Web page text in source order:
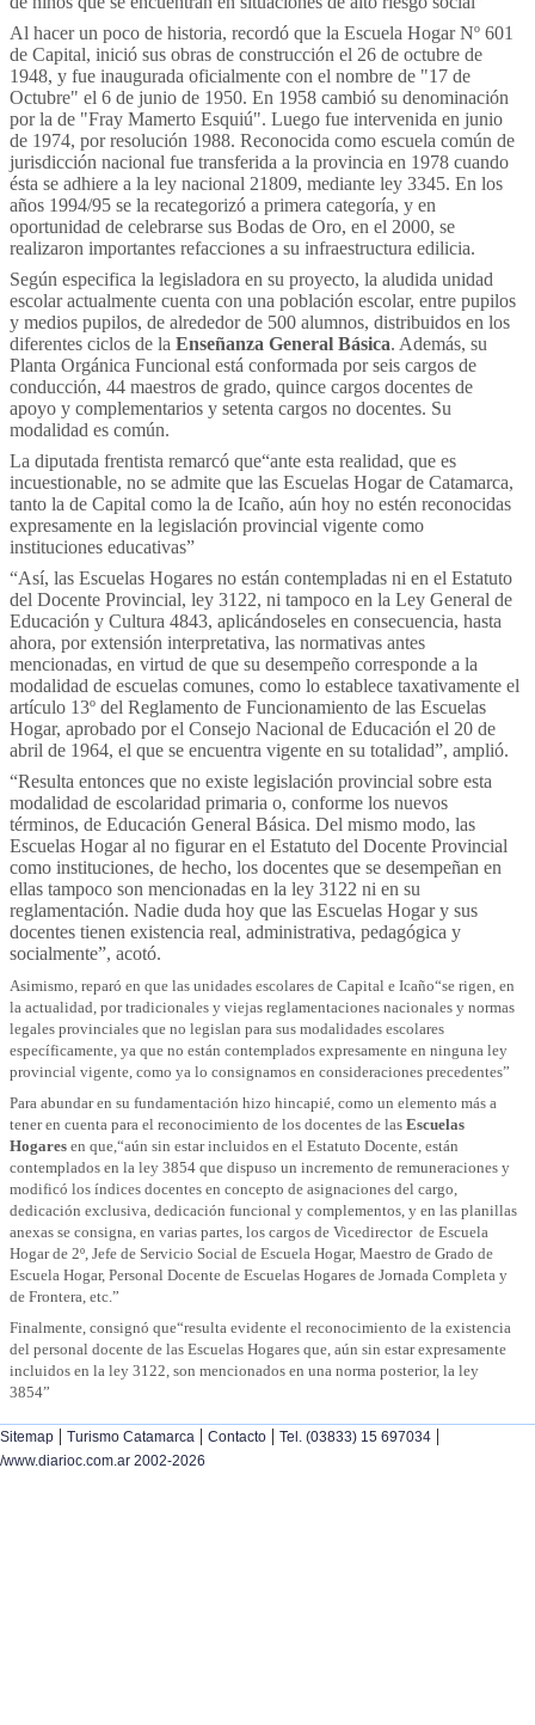
Al hacer un poco de historia, recordó que la Escuela Hogar Nº 601
de Capital, inició sus obras de construcción el 26 de octubre de
1948, y fue inaugurada oficialmente con el nombre de "17 de
Octubre" el 6 de junio de 1950. En 1958 cambió su denominación
por la de "Fray Mamerto Esquiú". Luego fue intervenida en junio
de 1974, por resolución 1988. Reconocida como escuela común de
jurisdicción nacional fue transferida a la provincia en 1978 cuando
ésta se adhiere a la ley nacional 21809, mediante ley 3345. En los
años 1994/95 se la recategorizó a primera categoría, y en
oportunidad de celebrarse sus Bodas de Oro, en el 2000, se
realizaron importantes refacciones a su infraestructura edilicia.
Según especifica la legisladora en su proyecto, la aludida unidad
escolar actualmente cuenta con una población escolar, entre pupilos
y medios pupilos, de alrededor de 500 alumnos, distribuidos en los
diferentes ciclos de la Enseñanza General Básica. Además, su
Planta Orgánica Funcional está conformada por seis cargos de
conducción, 44 maestros de grado, quince cargos docentes de
apoyo y complementarios y setenta cargos no docentes. Su
modalidad es común.
La diputada frentista remarcó que“ante esta realidad, que es
incuestionable, no se admite que las Escuelas Hogar de Catamarca,
tanto la de Capital como la de Icaño, aún hoy no estén reconocidas
expresamente en la legislación provincial vigente como
instituciones educativas”
“Así, las Escuelas Hogares no están contempladas ni en el Estatuto
del Docente Provincial, ley 3122, ni tampoco en la Ley General de
Educación y Cultura 4843, aplicándoseles en consecuencia, hasta
ahora, por extensión interpretativa, las normativas antes
mencionadas, en virtud de que su desempeño corresponde a la
modalidad de escuelas comunes, como lo establece taxativamente el
artículo 13º del Reglamento de Funcionamiento de las Escuelas
Hogar, aprobado por el Consejo Nacional de Educación el 20 de
abril de 1964, el que se encuentra vigente en su totalidad”, amplió.
“Resulta entonces que no existe legislación provincial sobre esta
modalidad de escolaridad primaria o, conforme los nuevos
términos, de Educación General Básica. Del mismo modo, las
Escuelas Hogar al no figurar en el Estatuto del Docente Provincial
como instituciones, de hecho, los docentes que se desempeñan en
ellas tampoco son mencionadas en la ley 3122 ni en su
reglamentación. Nadie duda hoy que las Escuelas Hogar y sus
docentes tienen existencia real, administrativa, pedagógica y
socialmente”, acotó.
Asimismo, reparó en que las unidades escolares de Capital e Icaño“se rigen, en
la actualidad, por tradicionales y viejas reglamentaciones nacionales y normas
legales provinciales que no legislan para sus modalidades escolares
específicamente, ya que no están contemplados expresamente en ninguna ley
provincial vigente, como ya lo consignamos en consideraciones precedentes”
Para abundar en su fundamentación hizo hincapié, como un elemento más a
tener en cuenta para el reconocimiento de los docentes de las Escuelas
Hogares en que,“aún sin estar incluidos en el Estatuto Docente, están
contemplados en la ley 3854 que dispuso un incremento de remuneraciones y
modificó los índices docentes en concepto de asignaciones del cargo,
dedicación exclusiva, dedicación funcional y complementos, y en las planillas
anexas se consigna, en varias partes, los cargos de Vicedirector de Escuela
Hogar de 2º, Jefe de Servicio Social de Escuela Hogar, Maestro de Grado de
Escuela Hogar, Personal Docente de Escuelas Hogares de Jornada Completa y
de Frontera, etc.”
Finalmente, consignó que“resulta evidente el reconocimiento de la existencia
del personal docente de las Escuelas Hogares que, aún sin estar expresamente
incluidos en la ley 3122, son mencionados en una norma posterior, la ley
3854”
Sitemap | Turismo Catamarca | Contacto | Tel. (03833) 15 697034 |
/www.diarioc.com.ar 2002-2026